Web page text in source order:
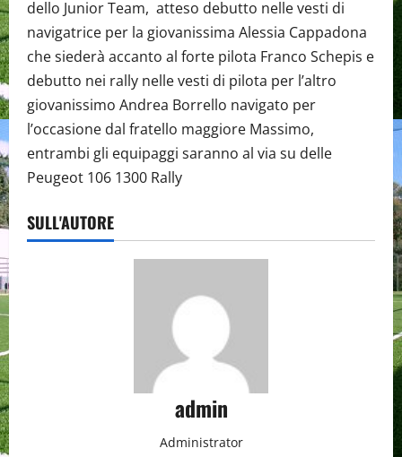
dello Junior Team, atteso debutto nelle vesti di
navigatrice per la giovanissima Alessia Cappadona
che siederà accanto al forte pilota Franco Schepis e
debutto nei rally nelle vesti di pilota per l’altro
giovanissimo Andrea Borrello navigato per
l’occasione dal fratello maggiore Massimo,
entrambi gli equipaggi saranno al via su delle
Peugeot 106 1300 Rally
SULL'AUTORE
admin
Administrator